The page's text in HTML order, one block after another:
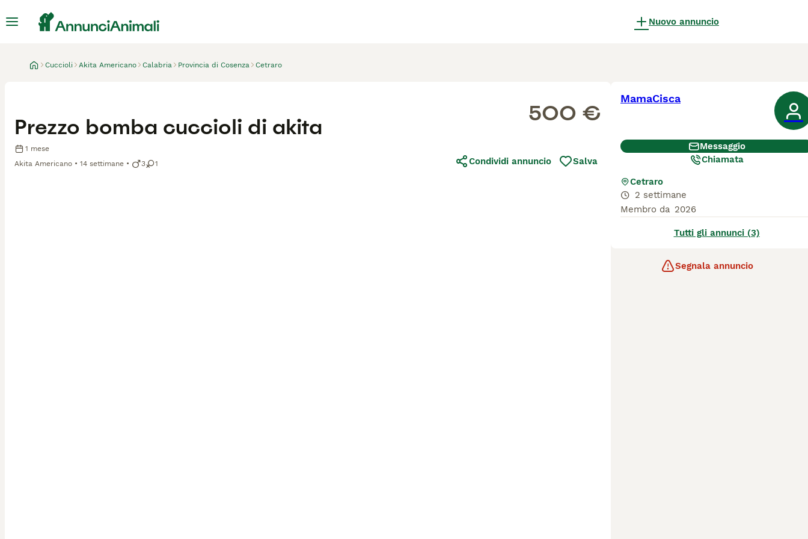
Nuovo annuncio
Cuccioli Akita Americano Calabria Provincia di Cosenza Cetraro
Prezzo bomba cuccioli di akita
1 mese
Akita Americano
14 settimane 3 1
500 €
Condividi annuncio Salva
MamaCisca
Messaggio
Chiamata
Cetraro
2 settimane
Membro da 2026
Tutti gli annunci (3)
Segnala annuncio